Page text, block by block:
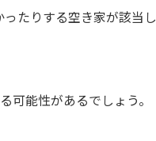
たりする空き家が該当し
能性があるでしょう。